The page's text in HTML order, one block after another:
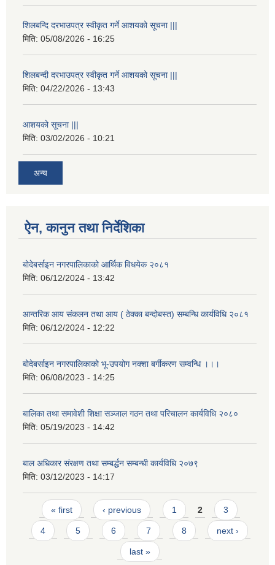
शिलबन्दि दरभाउपत्र स्वीकृत गर्ने आशयको सूचना |||
मिति: 05/08/2026 - 16:25
शिलबन्दी दरभाउपत्र स्वीकृत गर्ने आशयको सूचना |||
मिति: 04/22/2026 - 13:43
आशयको सूचना |||
मिति: 03/02/2026 - 10:21
अन्य
ऐन, कानुन तथा निर्देशिका
बोदेबर्साइन नगरपालिकाको आर्थिक विधयेक २०८१
मिति: 06/12/2024 - 13:42
आन्तरिक आय संकलन तथा आय ( ठेक्का बन्दोबस्त) सम्बन्धि कार्यविधि २०८१
मिति: 06/12/2024 - 12:22
बोदेबर्साइन नगरपालिकाको भू-उपयोग नक्शा बर्गीकरण सम्वन्धि ।।।
मिति: 06/08/2023 - 14:25
बालिका तथा समावेशी शिक्षा सञ्जाल गठन तथा परिचालन कार्यविधि २०८०
मिति: 05/19/2023 - 14:42
बाल अधिकार संरक्षण तथा सम्बर्द्धन सम्बन्धी कार्यविधि २०७९
मिति: 03/12/2023 - 14:17
Pages
« first ‹ previous 1 2 3
4 5 6 7 8 next ›
last »